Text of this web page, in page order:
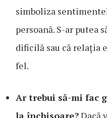
simboliza
persoană. S-ar putea
dificilă sau că relația
fel.
Ar trebui să-mi fac